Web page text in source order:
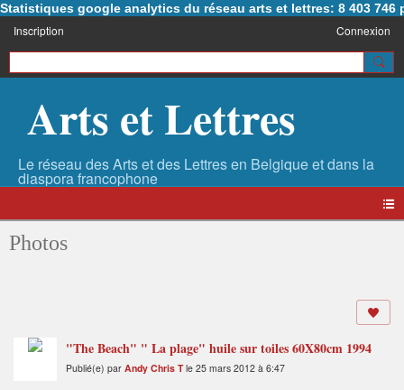
Statistiques google analytics du réseau arts et lettres: 8 403 746
Inscription Connexion
Arts et Lettres
Photos
"The Beach" " La plage" huile sur toiles 60X80cm 1994
Publié(e) par Andy Chris Tle 25 mars 2012 à 6:47